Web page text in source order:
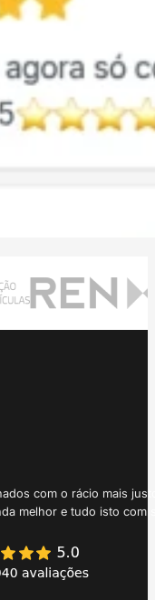
com o rácio mais
melhor e tudo isto